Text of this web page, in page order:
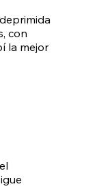
con
la mejor